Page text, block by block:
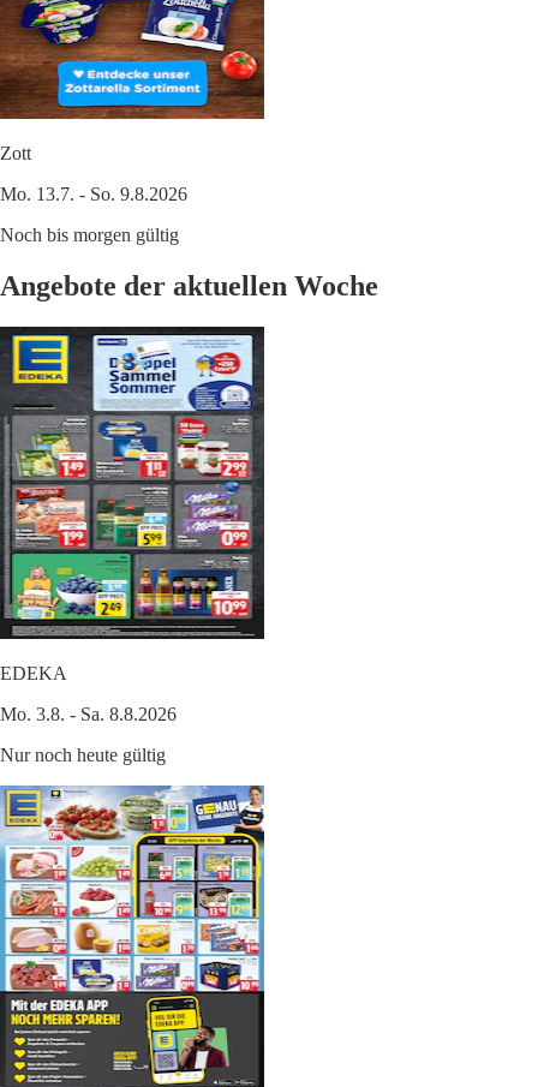
Zott
Mo. 13.7. - So. 9.8.2026
Noch bis morgen gültig
Angebote der aktuellen Woche
EDEKA
Mo. 3.8. - Sa. 8.8.2026
Nur noch heute gültig